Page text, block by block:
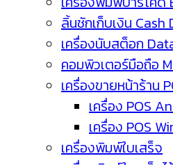
ลิ้นชักเก็บเงิน Cash
เครื่องนับสต็อก
คอมพิวเตอร์มือถือ
เครื่องขายหน้าร้าน
เครื่อง POS
เครื่อง POS
เครื่องพิมพ์ใบเสร็จ